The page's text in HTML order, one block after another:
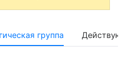
группа